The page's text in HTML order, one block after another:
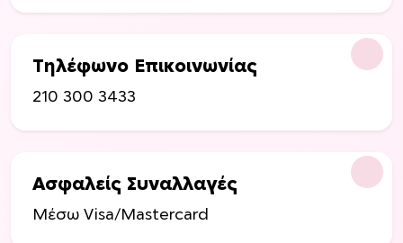
Τηλέφωνο Επικοινωνίας
210 300 3433
Ασφαλείς Συναλλαγές
Μέσω Visa/Mastercard